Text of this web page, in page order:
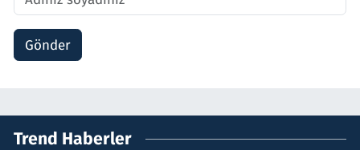
Gönder
Trend Haberler